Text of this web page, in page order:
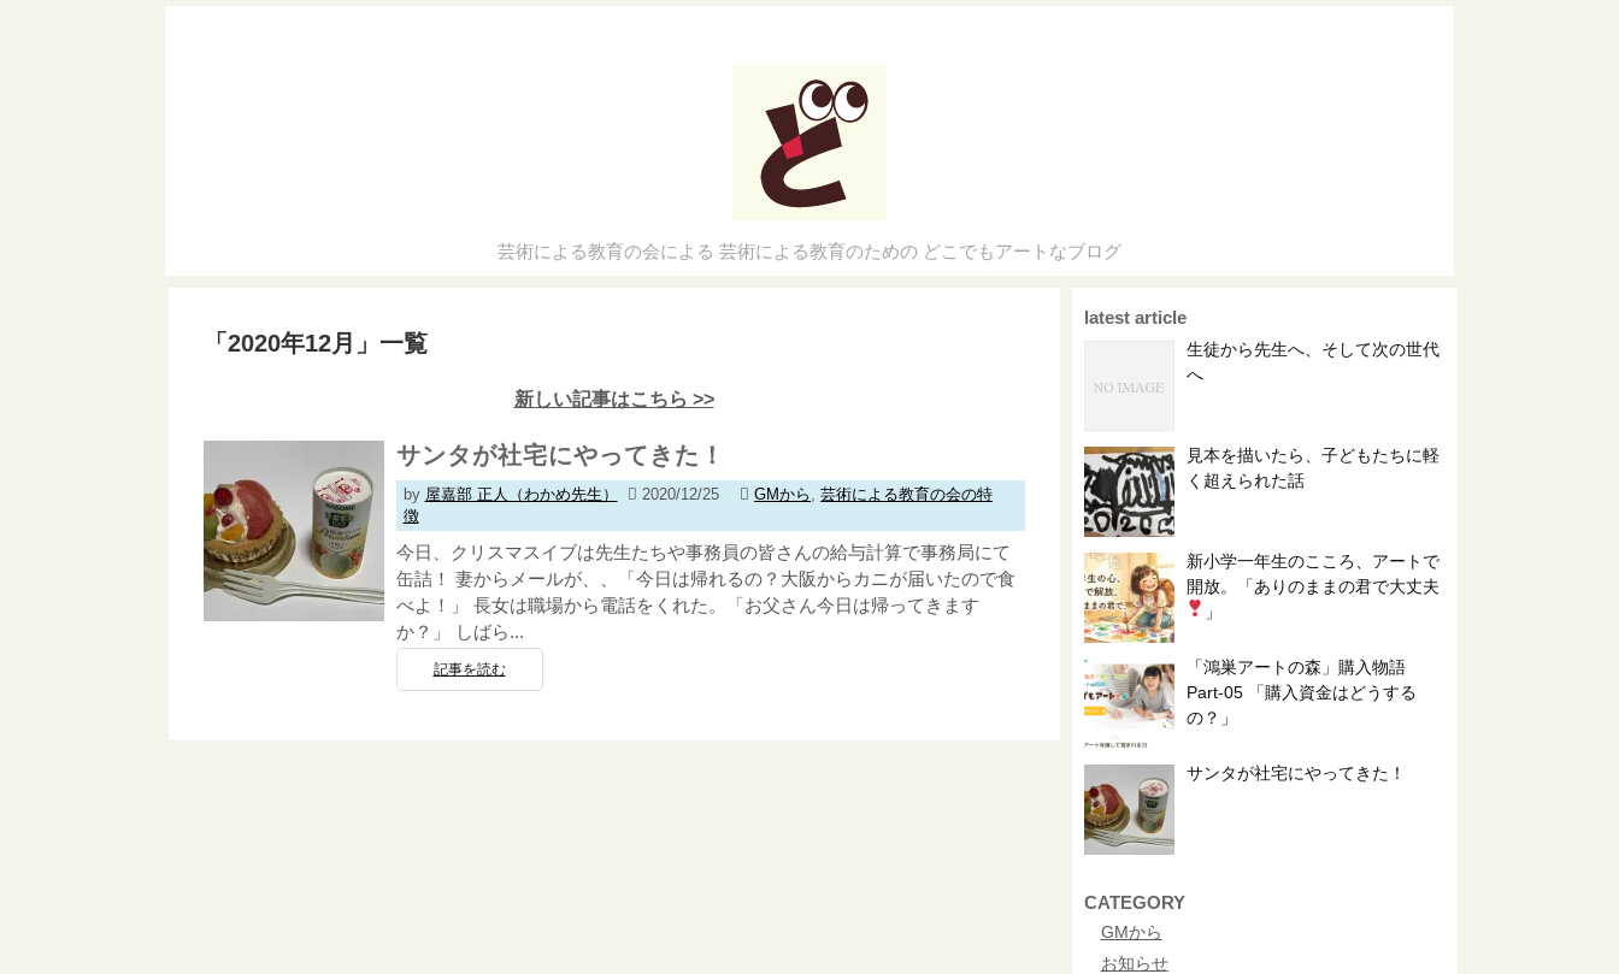
芸術による教育の会による 芸術による教育のための どこでもアートなブログ
「 2020年12月 」 一覧
新しい記事はこちら >>
サンタが社宅にやってきた！
by 屋嘉部 正人（わかめ先生） 2020/12/25 GMから ,芸術による教育の会の特
徴
今日、クリスマスイブは先生たちや事務員の皆さんの給与計算で事務局にて
缶詰！ 妻からメールが、、「今日は帰れるの？大阪からカニが届いたので食
べよ！」 長女は職場から電話をくれた。「お父さん今日は帰ってきます
か？」 しばら...
記事を読む
latest article
生徒から先生へ、そして次の世代
へ
見本を描いたら、子どもたちに軽
く超えられた話
新小学一年生のこころ、アートで
開放。「ありのままの君で大丈夫
」
「鴻巣アートの森」購入物語
Part-05 「購入資金はどうする
の？」
サンタが社宅にやってきた！
CATEGORY
GMから
お知らせ